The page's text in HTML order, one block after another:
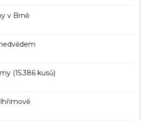
v Brně
(15.386 kusů)